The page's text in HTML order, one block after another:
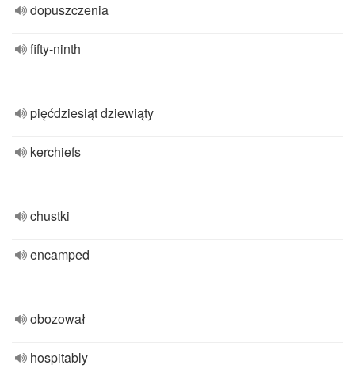
dopuszczenia
fifty-ninth
pięćdziesiąt dziewiąty
kerchiefs
chustki
encamped
obozował
hospitably